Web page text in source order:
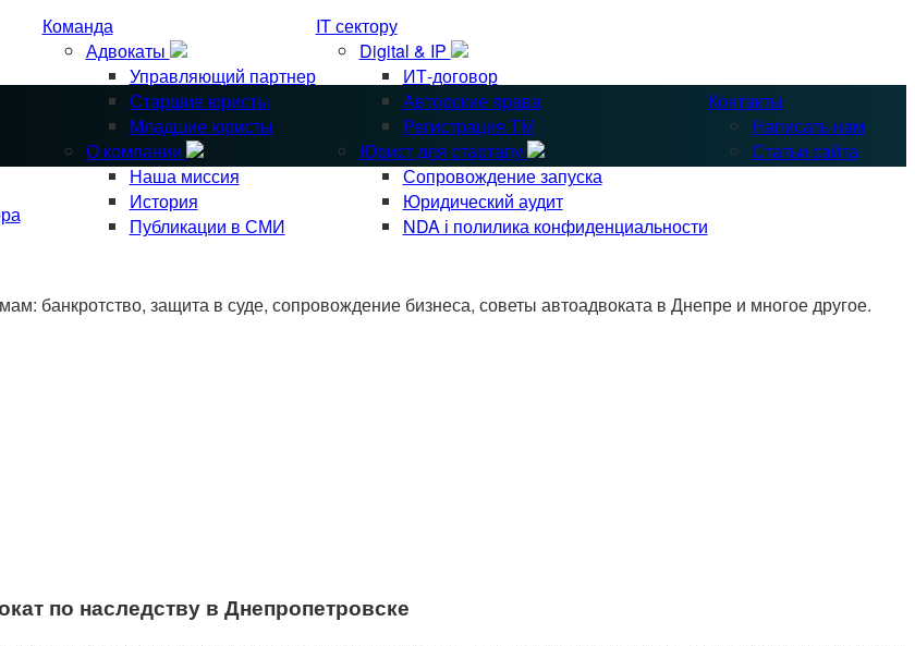
Команда
Адвокаты
Управляющий партнер
Старшие юристы
Младшие юристы
О компании
Наша миссия
История
Публикации в СМИ
IT сектору
Digital & IP
ИТ-договор
Авторские права
Регистрация ТМ
Юрист для стартапу
Сопровождение запуска
Юридический аудит
NDA і полилика конфиденциальности
Контакты
Написать нам
Статьи сайта
банкротство, защита в суде, сопровождение бизнеса, советы автоадвоката в Днепре и многое другое.
по наследству в Днепропетровске